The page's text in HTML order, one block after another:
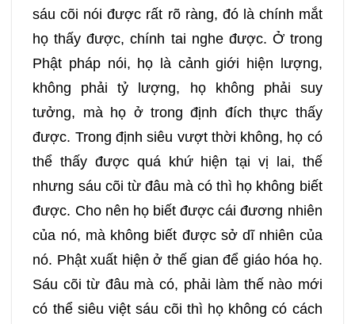
sáu cõi nói được rất rõ ràng, đó là chính mắt
họ thấy được, chính tai nghe được. Ở trong
Phật pháp nói, họ là cảnh giới hiện lượng,
không phải tỷ lượng, họ không phải suy
tưởng, mà họ ở trong định đích thực thấy
được. Trong định siêu vượt thời không, họ có
thể thấy được quá khứ hiện tại vị lai, thế
nhưng sáu cõi từ đâu mà có thì họ không biết
được. Cho nên họ biết được cái đương nhiên
của nó, mà không biết được sở dĩ nhiên của
nó. Phật xuất hiện ở thế gian để giáo hóa họ.
Sáu cõi từ đâu mà có, phải làm thế nào mới
có thể siêu việt sáu cõi thì họ không có cách